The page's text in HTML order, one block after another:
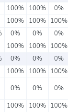
100% 100%
0%
100% 100% 100%
0% 0%
0%
100% 100% 100%
0% 0%
0%
100% 100% 100%
0% 0% 0%
100% 100% 100%